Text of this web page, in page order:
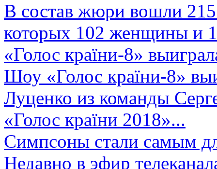
В состав жюри вошли 215
которых 102 женщины и
«Голос країни-8»
Шоу «Голос країни-8»
Луценко из команды
«Голос країни 2018»...
Симпсоны стали самым
Недавно в эфир